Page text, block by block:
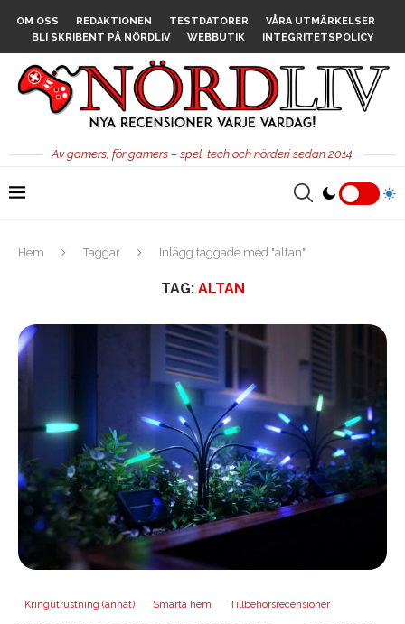
OM OSS REDAKTIONEN TESTDATORER
VÅRA UTMÄRKELSER
BLI SKRIBENT PÅ NÖRDLIV
WEBBUTIK INTEGRITETSPOLICY
Av gamers, för gamers – spel, tech och nörderi sedan 2014.
Hem Taggar Inlägg taggade med "altan"
TAG: ALTAN
Kringutrustning (annat) Smarta hem Tillbehörsrecensioner